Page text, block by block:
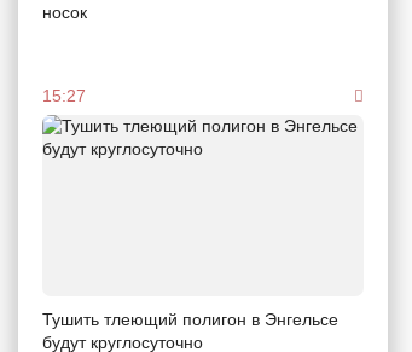
носок
15:27
Тушить тлеющий полигон в Энгельсе
будут круглосуточно